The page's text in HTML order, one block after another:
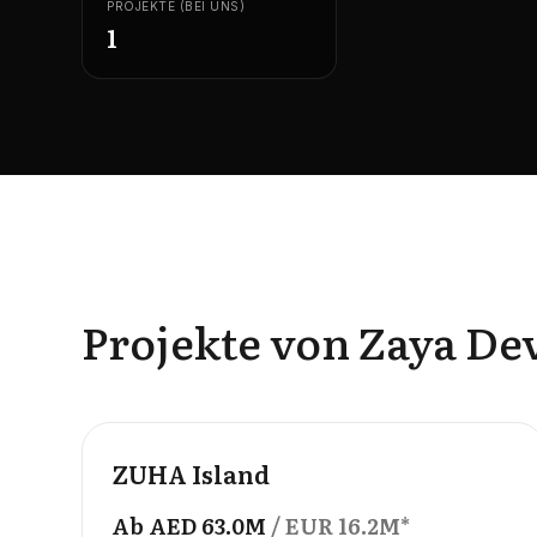
PROJEKTE (BEI UNS)
1
Projekte von Zaya
ZUHA Island
Ab AED63.0M / EUR16.2M*